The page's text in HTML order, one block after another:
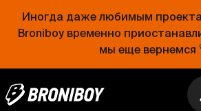
Иногда даже любимым
Broniboy временно
мы еще вернемся